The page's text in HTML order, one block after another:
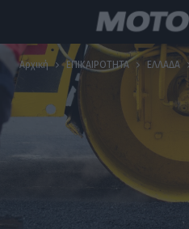
Αρχική ΕΠΙΚΑΙΡΟΤΗΤΑ ΕΛΛΑΔΑ